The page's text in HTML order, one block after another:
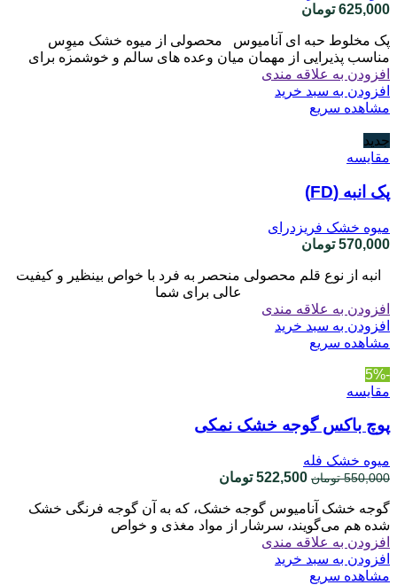
625,000 تومان
پک مخلوط حبه ای آنامیوس محصولی از میوه خشک میوِس
مناسب پذیرایی از مهمان میان وعده های سالم و خوشمزه برای
افزودن به علاقه مندی
افزودن به سبد خرید
مشاهده سریع
جدید
مقایسه
پک انبه (FD)
میوه خشک فریزدرای
570,000 تومان
انبه از نوع قلم محصولی منحصر به فرد با خواص بینظیر و کیفیت
عالی برای شما
افزودن به علاقه مندی
افزودن به سبد خرید
مشاهده سریع
-5%
مقایسه
پوچ باکس گوجه خشک نمکی
میوه خشک فله
550,000 تومان قیمت
550,000 تومان
بود.
522,500 تومان
522,500 تومان
است.
گوجه خشک آنامیوس گوجه خشک، که به آن گوجه فرنگی خشک
شده هم می‌گویند، سرشار از مواد مغذی و خواص
افزودن به علاقه مندی
افزودن به سبد خرید
مشاهده سریع